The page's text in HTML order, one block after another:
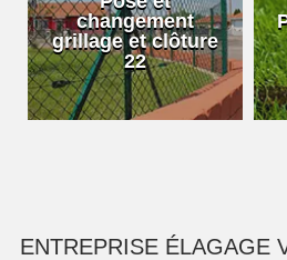
changement
grillage et clôture
22
ENTREPRISE ÉLAGAGE